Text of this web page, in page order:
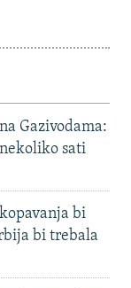
Gazivodama:
sati
bi
bi trebala